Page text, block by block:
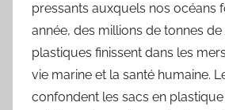
pressants auxquels nos océans
année, des millions de tonnes
plastiques finissent dans les
vie marine et la santé humaine.
confondent les sacs en